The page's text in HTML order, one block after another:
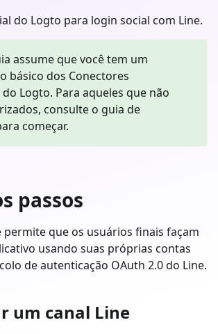
do Logto para login social com Line.
assume que você tem um
básico dos Conectores
Logto. Para aqueles que não
consulte o guia de
começar.
passos
permite que os usuários finais façam
usando suas próprias contas
de autenticação OAuth 2.0 do Line.
um canal Line